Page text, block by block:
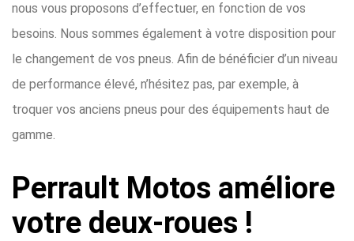
nous vous proposons d’effectuer, en fonction de vos
besoins. Nous sommes également à votre disposition pour
le changement de vos pneus. Afin de bénéficier d’un niveau
de performance élevé, n’hésitez pas, par exemple, à
troquer vos anciens pneus pour des équipements haut de
gamme.
Perrault Motos améliore
votre deux-roues !